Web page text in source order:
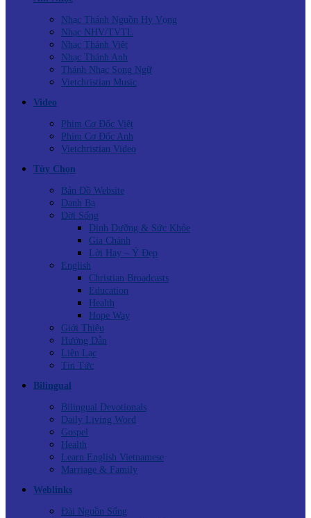
Nhạc Thánh Nguồn Hy Vọng
Nhạc NHV/TVTL
Nhạc Thánh Việt
Nhạc Thánh Anh
Thánh Nhạc Song Ngữ
Vietchristian Music
Video
Phim Cơ Đốc Việt
Phim Cơ Đốc Anh
Vietchristian Video
Tùy Chọn
Bản Đồ Website
Danh Bạ
Đời Sống
Dinh Dưỡng & Sức Khỏe
Gia Chánh
Lời Hay – Ý Đẹp
English
Christian Broadcasts
Education
Health
Hope Way
Giới Thiệu
Hướng Dẫn
Liên Lạc
Tin Tức
Bilingual
Bilingual Devotionals
Daily Living Word
Gospel
Health
Learn English Vietnamese
Marriage & Family
Weblinks
Đài Nguồn Sống